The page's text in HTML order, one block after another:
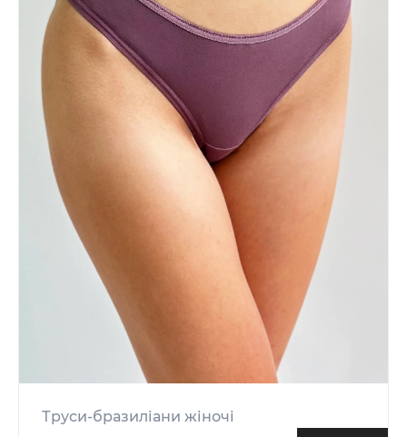
Труси-бразиліани жіночі